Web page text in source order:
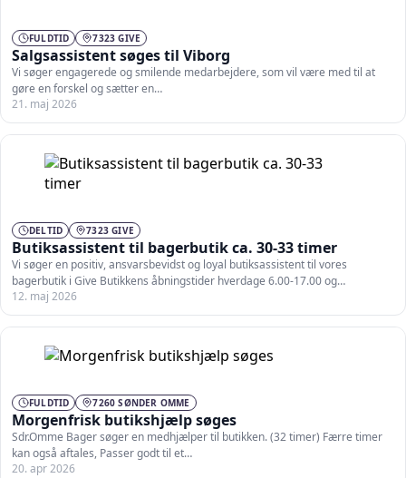
FULDTID 7323 GIVE
Salgsassistent søges til Viborg
Vi søger engagerede og smilende medarbejdere, som vil være med til at
gøre en forskel og sætter en…
21. maj 2026
DELTID 7323 GIVE
Butiksassistent til bagerbutik ca. 30-33 timer
Vi søger en positiv, ansvarsbevidst og loyal butiksassistent til vores
bagerbutik i Give Butikkens åbningstider hverdage 6.00-17.00 og…
12. maj 2026
FULDTID 7260 SØNDER OMME
Morgenfrisk butikshjælp søges
Sdr.Omme Bager søger en medhjælper til butikken. (32 timer) Færre timer
kan også aftales, Passer godt til et…
20. apr 2026